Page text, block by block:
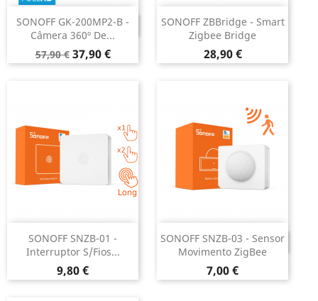
SONOFF GK-200MP2-B -
Câmera 360º De...
Preço
normal
57,90 € Preço
37,90 €
DESCONTINUADO
SONOFF ZBBridge - Smart
Zigbee Bridge
Preço
28,90 €
SONOFF SNZB-01 -
Interruptor S/fios...
Preço
9,80 €
SONOFF SNZB-03 - Sensor
Movimento ZigBee
Preço
7,00 €
DESCONTINUADO